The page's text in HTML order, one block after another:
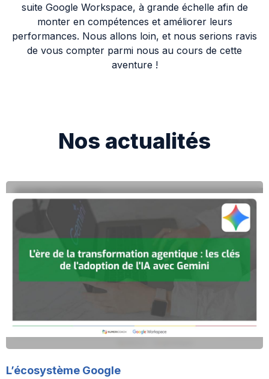
suite Google Workspace, à grande échelle afin de
monter en compétences et améliorer leurs
performances. Nous allons loin, et nous serions ravis
de vous compter parmi nous au cours de cette
aventure !
Nos actualités
L’écosystème Google